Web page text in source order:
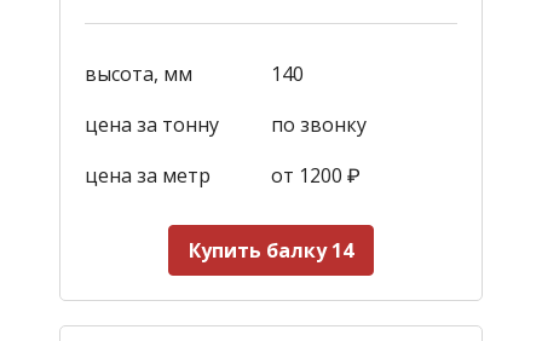
высота, мм
140
цена за тонну
по звонку
цена за метр
от 1200 ₽
Купить балку 14